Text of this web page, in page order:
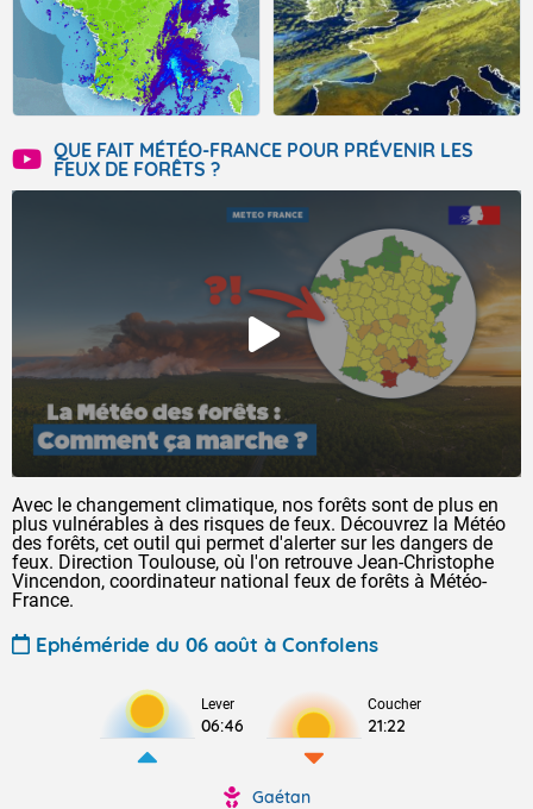
QUE FAIT MÉTÉO-FRANCE POUR PRÉVENIR LES
FEUX DE FORÊTS ?
Avec le changement climatique, nos forêts sont de plus en
plus vulnérables à des risques de feux. Découvrez la Météo
des forêts, cet outil qui permet d'alerter sur les dangers de
feux. Direction Toulouse, où l'on retrouve Jean-Christophe
Vincendon, coordinateur national feux de forêts à Météo-
France.
Ephéméride du 06 août à Confolens
Lever
06:46
Coucher
21:22
Gaétan